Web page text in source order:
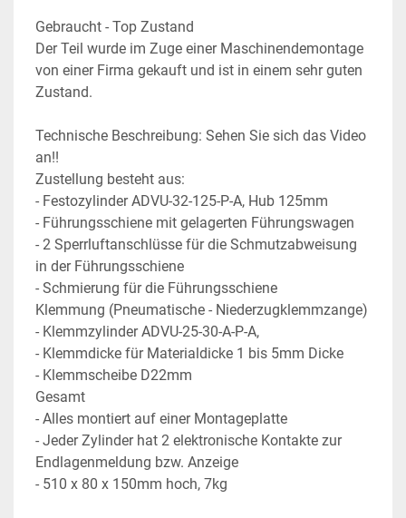
Gebraucht - Top Zustand
Der Teil wurde im Zuge einer Maschinendemontage
von einer Firma gekauft und ist in einem sehr guten
Zustand.
Technische Beschreibung: Sehen Sie sich das Video
an!!
Zustellung besteht aus:
- Festozylinder ADVU-32-125-P-A, Hub 125mm
- Führungsschiene mit gelagerten Führungswagen
- 2 Sperrluftanschlüsse für die Schmutzabweisung
in der Führungsschiene
- Schmierung für die Führungsschiene
Klemmung (Pneumatische - Niederzugklemmzange)
- Klemmzylinder ADVU-25-30-A-P-A,
- Klemmdicke für Materialdicke 1 bis 5mm Dicke
- Klemmscheibe D22mm
Gesamt
- Alles montiert auf einer Montageplatte
- Jeder Zylinder hat 2 elektronische Kontakte zur
Endlagenmeldung bzw. Anzeige
- 510 x 80 x 150mm hoch, 7kg